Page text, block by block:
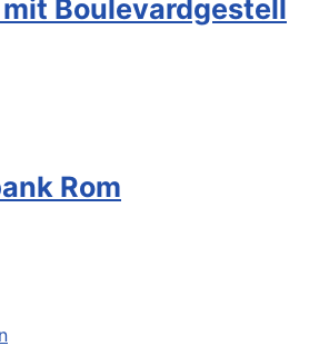
Boulevardgestell
Rom